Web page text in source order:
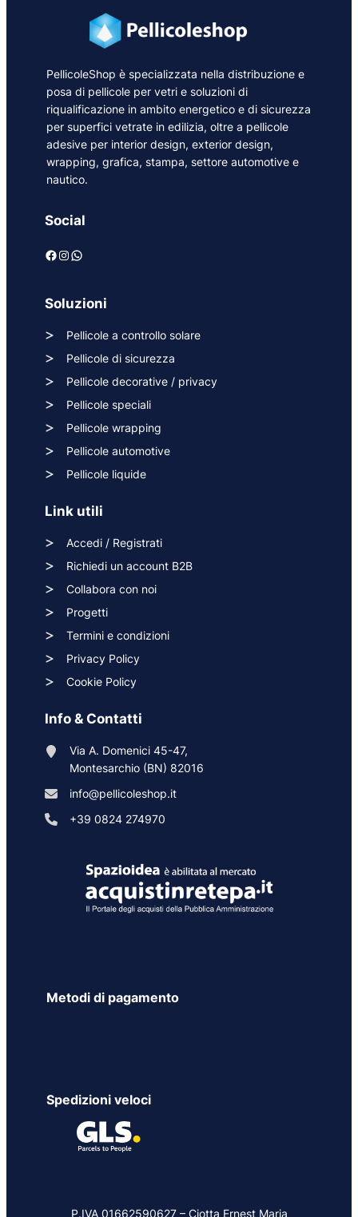
PellicoleShop è specializzata nella distribuzione e
posa di pellicole per vetri e soluzioni di
riqualificazione in ambito energetico e di sicurezza
per superfici vetrate in edilizia, oltre a pellicole
adesive per interior design, exterior design,
wrapping, grafica, stampa, settore automotive e
nautico.
Social
Facebook Instagram WhatsApp
Soluzioni
Pellicole a controllo solare
Pellicole di sicurezza
Pellicole decorative / privacy
Pellicole speciali
Pellicole wrapping
Pellicole automotive
Pellicole liquide
Link utili
Accedi / Registrati
Richiedi un account B2B
Collabora con noi
Progetti
Termini e condizioni
Privacy Policy
Cookie Policy
Info & Contatti
Via A. Domenici 45-47,
Montesarchio (BN) 82016
info@pellicoleshop.it
+39 0824 274970
Metodi di pagamento
Spedizioni veloci
P.IVA 01662590627 – Ciotta Ernest Maria